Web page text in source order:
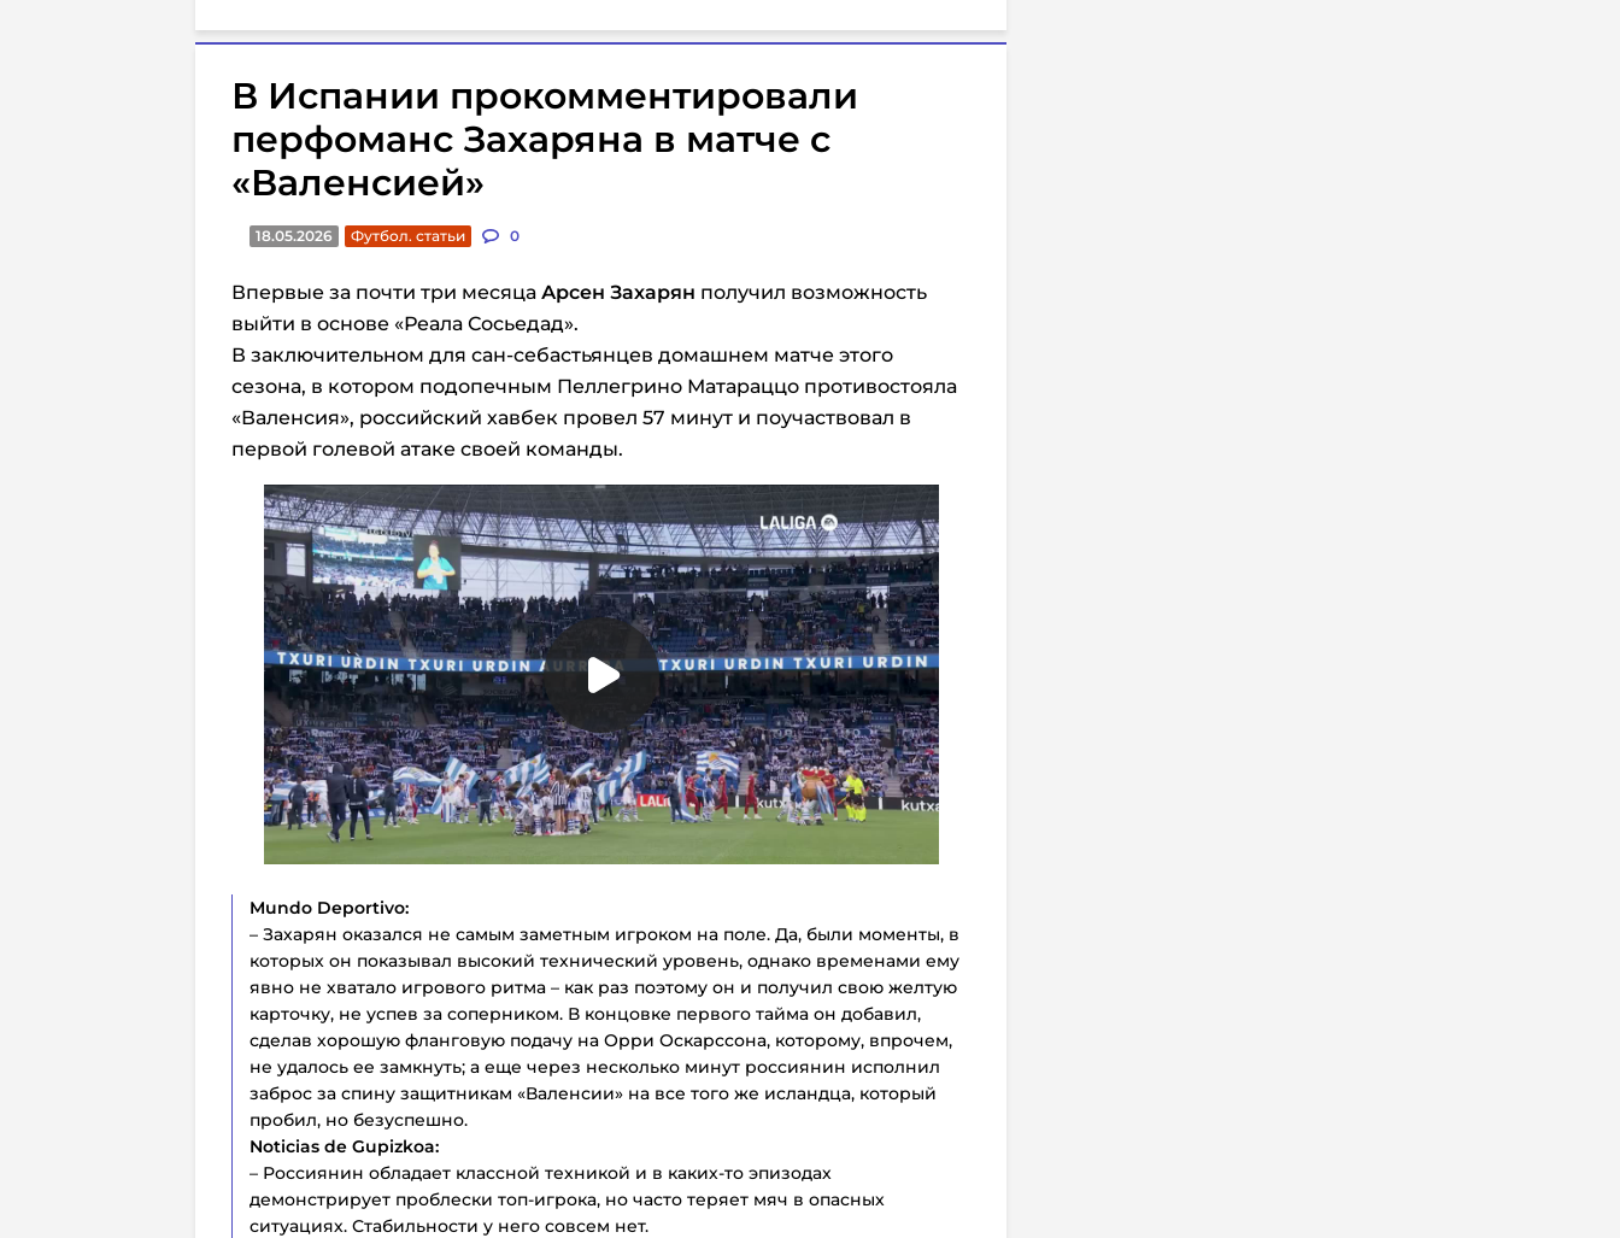
В Испании прокомментировали
перфоманс Захаряна в матче с
«Валенсией»
18.05.2026 Футбол. статьи 0
Впервые за почти три месяца Арсен Захарян получил возможность
выйти в основе «Реала Сосьедад».
В заключительном для сан-себастьянцев домашнем матче этого
сезона, в котором подопечным Пеллегрино Матараццо противостояла
«Валенсия», российский хавбек провел 57 минут и поучаствовал в
первой голевой атаке своей команды.
Mundo Deportivo:
– Захарян оказался не самым заметным игроком на поле. Да, были моменты, в
которых он показывал высокий технический уровень, однако временами ему
явно не хватало игрового ритма – как раз поэтому он и получил свою желтую
карточку, не успев за соперником. В концовке первого тайма он добавил,
сделав хорошую фланговую подачу на Орри Оскарссона, которому, впрочем,
не удалось ее замкнуть; а еще через несколько минут россиянин исполнил
заброс за спину защитникам «Валенсии» на все того же исландца, который
пробил, но безуспешно.
Noticias de Gupizkoa:
– Россиянин обладает классной техникой и в каких-то эпизодах
демонстрирует проблески топ-игрока, но часто теряет мяч в опасных
ситуациях. Стабильности у него совсем нет.